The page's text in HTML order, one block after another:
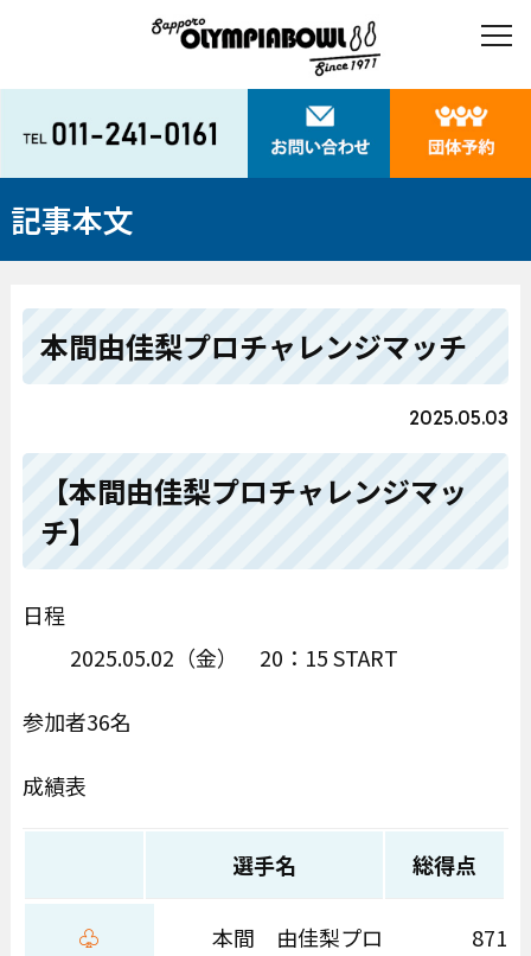
記事本文
本間由佳梨プロチャレンジマッチ
2025.05.03
【本間由佳梨プロチャレンジマッ
チ】
日程
2025.05.02（金） 20：15 START
参加者36名
成績表
選手名 総得点
♧ 本間 由佳梨プロ 871Ｐ